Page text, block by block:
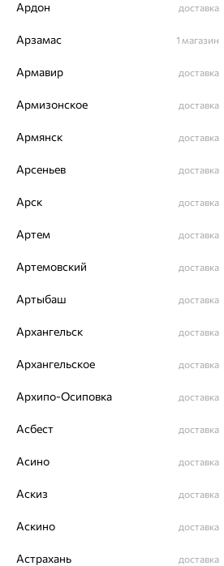
Нажимая на кнопку «Подписаться», Вы
Подписаться на
Каталог
Акции
Доставка
Покупателям
О нас
Магазины и доставка
Ардон доставка
Арзамас 1 магазин
Армавир доставка
Армизонское доставка
Армянск доставка
Арсеньев доставка
Арск доставка
Артем доставка
Артемовский доставка
Артыбаш доставка
Архангельск доставка
Архангельское доставка
Архипо-Осиповка доставка
Асбест доставка
Асино доставка
Аскиз доставка
Аскино доставка
Астрахань доставка